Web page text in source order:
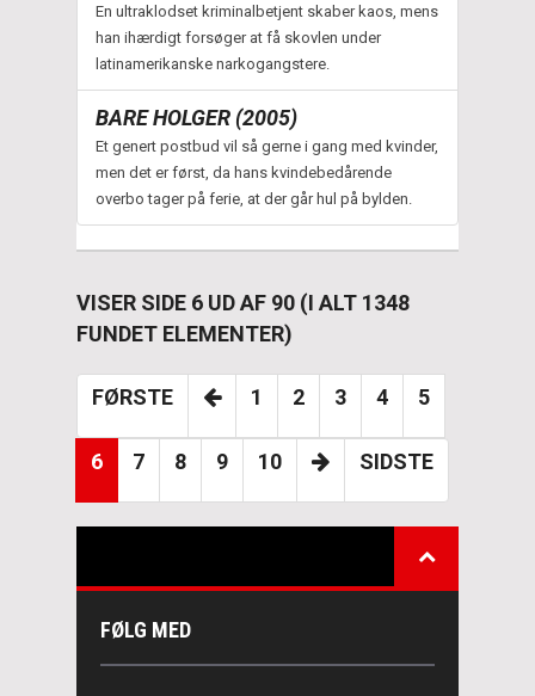
En ultraklodset kriminalbetjent skaber kaos, mens
han ihærdigt forsøger at få skovlen under
latinamerikanske narkogangstere.
BARE HOLGER (2005)
Et genert postbud vil så gerne i gang med kvinder,
men det er først, da hans kvindebedårende
overbo tager på ferie, at der går hul på bylden.
VISER SIDE 6 UD AF 90 (I ALT 1348
FUNDET ELEMENTER)
FØRSTE 1 2 3 4 5
6 7 8 9 10 SIDSTE
FØLG MED